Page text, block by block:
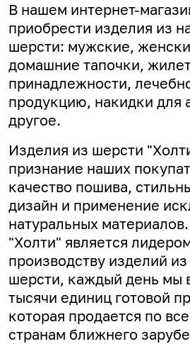
В нашем интернет-
приобрести изделия из
шерсти: мужские,
домашние тапочки,
принадлежности,
продукцию, накидки для
другое.
Изделия из шерсти
признание наших
качество пошива,
дизайн и применение
натуральных
"Холти" является
производству изделий
шерсти, каждый день мы
тысячи единиц готовой
которая продается по
странам ближнего